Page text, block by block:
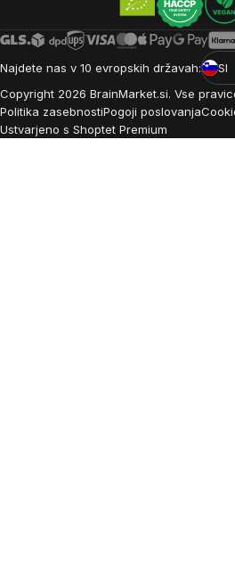
Najdete nas v 10 evropskih državah:
SI
Copyright 2026 BrainMarket.si. Vse
Politika zasebnostiPogoji poslovanja
Ustvarjeno s Shoptet Premium